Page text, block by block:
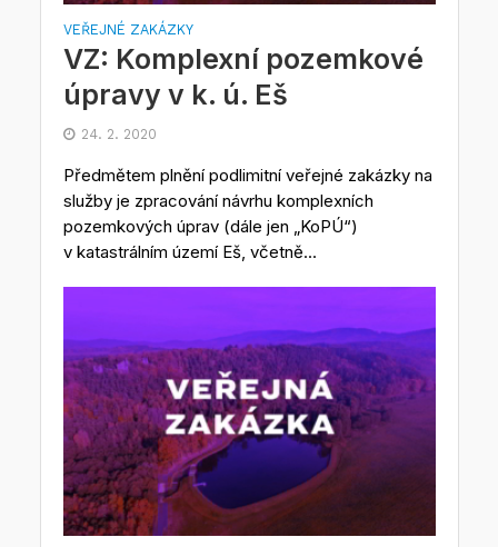
VEŘEJNÉ ZAKÁZKY
VZ: Komplexní pozemkové
úpravy v k. ú. Eš
24. 2. 2020
Předmětem plnění podlimitní veřejné zakázky na
služby je zpracování návrhu komplexních
pozemkových úprav (dále jen „KoPÚ“)
v katastrálním území Eš, včetně...